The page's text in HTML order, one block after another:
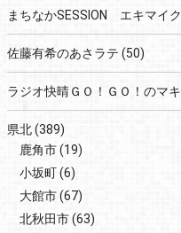
まちなかSESSION エキマイク
佐藤有希のあさラテ (50)
ラジオ快晴ＧＯ！ＧＯ！のマキ
県北(389)
鹿角市(19)
小坂町(6)
大館市(67)
北秋田市(63)